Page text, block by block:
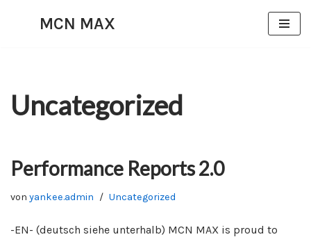
MCN MAX
Uncategorized
Performance Reports 2.0
von yankee.admin Uncategorized
-EN- (deutsch siehe unterhalb) MCN MAX is proud to